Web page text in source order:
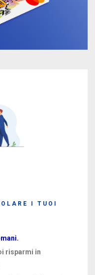
I TUOI
risparmi in